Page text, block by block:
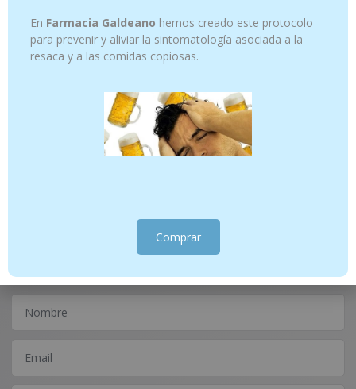
ROCK WATER- FLORES DE BACH 27 20
WALNUT- FLORES DE BACH 33 20 ML
15.45€
¿Tienes alguna consulta?
Escríbenos
En Farmacia Galdeano hemos creado este protocolo
para prevenir y aliviar la sintomatología asociada a la
resaca y a las comidas copiosas.
Comprar